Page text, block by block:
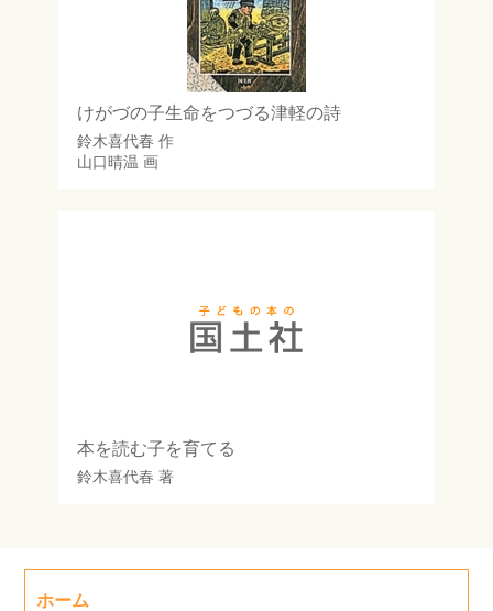
けがづの子生命をつづる津軽の詩
鈴木喜代春 作
山口晴温 画
本を読む子を育てる
鈴木喜代春 著
ホーム